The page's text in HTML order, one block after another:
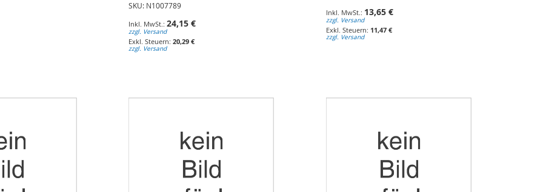
SKU: N1007789
24,15 €
zzgl. Versand
20,29 €
zzgl. Versand
13,65 €
zzgl. Versand
11,47 €
zzgl. Versand